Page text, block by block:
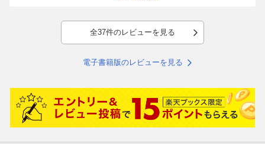
食品が含む糖質量の一覧表を掲載しています。
これを参考に日々の食事で糖質を控えて、内臓脂肪をストンと落
少々見づらいですが電子書籍版にはない物なので書籍で購入できて
全37件のレビューを見る
電子書籍版のレビューを見る